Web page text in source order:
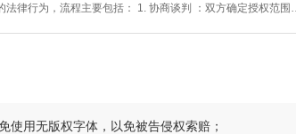
法律行为，流程主要包括： 1. 协商谈判 ：双方确定授权范围、
使用无版权字体，以免被告侵权索赔；